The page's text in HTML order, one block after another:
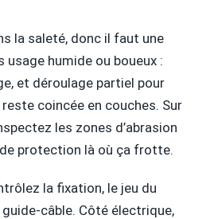
la saleté, donc il faut une
usage humide ou boueux :
et déroulage partiel pour
coincée en couches. Sur
les zones d’abrasion
protection là où ça frotte.
la fixation, le jeu du
câble. Côté électrique,